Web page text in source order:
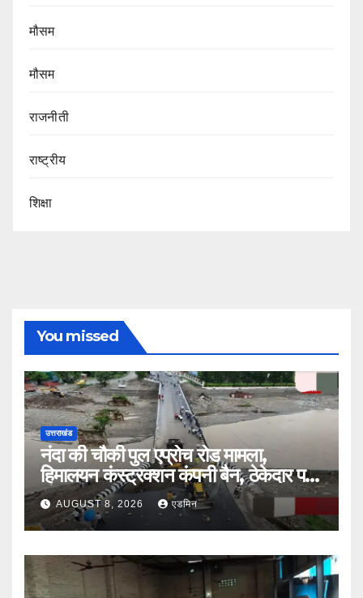
मौसम
मौसम
राजनीती
राष्ट्रीय
शिक्षा
You missed
उत्तराखंड
नंदा की चौकी पुल एप्रोच रोड मामला,
हिमालयन कंस्ट्रक्शन कंपनी बैन, ठेकेदार पर
भी एक्शन
AUGUST 8, 2026 एडमिन